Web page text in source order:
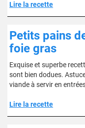
Lire la recette
Petits pains
foie gras
Exquise et superbe
sont bien dodues.
viande à servir en
Lire la recette